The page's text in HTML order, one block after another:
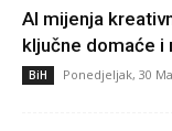
AI mijenja
ključne domaće i
BiH Ponedjeljak, 30